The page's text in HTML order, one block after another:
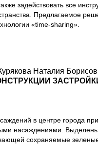
задействовать все
Предлагаемое
«time-sharing».
Наталия
в центре города
насаждениями.
сохраняемые